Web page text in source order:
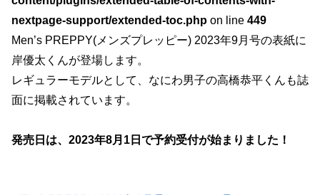
nextpage-support/extended-toc.php on line 449
Men’s PREPPY(メンズプレッピー) 2023年9月号の表紙に
岸優太くんが登場します。
レギュラーモデルとして、なにわ男子の高橋恭平くんも誌
面に掲載されています。
発売日は、2023年8月1日で予約受付が始まりました！